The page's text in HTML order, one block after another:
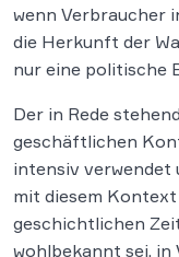
wenn Verbraucher
die Herkunft der
nur eine politische
Der in Rede
geschäftlichen
intensiv verwendet
mit diesem
geschichtlichen
wohlbekannt sei,